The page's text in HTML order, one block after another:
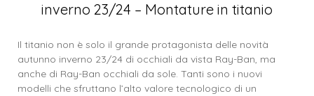
inverno 23/24 – Montature in titanio
Il titanio non è solo il grande protagonista delle novità
autunno inverno 23/24 di occhiali da vista Ray-Ban, ma
anche di Ray-Ban occhiali da sole. Tanti sono i nuovi
modelli che sfruttano l’alto valore tecnologico di un